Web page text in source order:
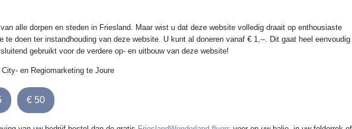
alle dorpen en steden in Friesland. Maar wist u dat deze website volledig draait op enthousiaste
doen ter instandhouding van deze website. U kunt al doneren vanaf € 1,--. Dit gaat heel eenvoudig
gebruikt voor de verdere op- en uitbouw van deze website!
en Regiomarketing te Joure